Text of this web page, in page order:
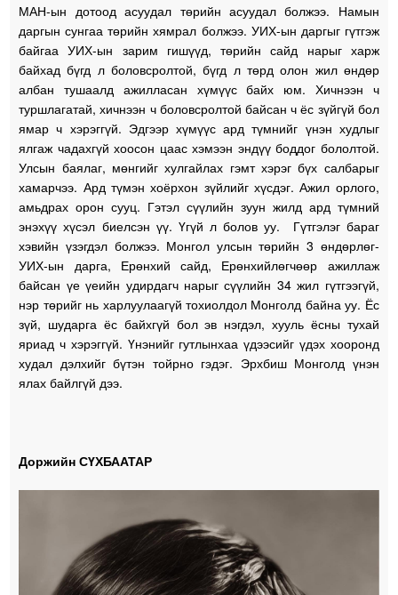
МАН-ын дотоод асуудал төрийн асуудал болжээ. Намын
даргын сунгаа төрийн хямрал болжээ. УИХ-ын даргыг гүтгэж
байгаа УИХ-ын зарим гишүүд, төрийн сайд нарыг харж
байхад бүгд л боловсролтой, бүгд л төрд олон жил өндөр
албан тушаалд ажилласан хүмүүс байх юм. Хичнээн ч
туршлагатай, хичнээн ч боловсролтой байсан ч ёс зүйгүй бол
ямар ч хэрэггүй. Эдгээр хүмүүс ард түмнийг үнэн худлыг
ялгаж чадахгүй хоосон цаас хэмээн эндүү боддог бололтой.
Улсын баялаг, мөнгийг хулгайлах гэмт хэрэг бүх салбарыг
хамарчээ. Ард түмэн хоёрхон зүйлийг хүсдэг. Ажил орлого,
амьдрах орон сууц. Гэтэл сүүлийн зуун жилд ард түмний
энэхүү хүсэл биелсэн үү. Үгүй л болов уу. Гүтгэлэг бараг
хэвийн үзэгдэл болжээ. Монгол улсын төрийн 3 өндөрлөг-
УИХ-ын дарга, Ерөнхий сайд, Ерөнхийлөгчөөр ажиллаж
байсан үе үеийн удирдагч нарыг сүүлийн 34 жил гүтгээгүй,
нэр төрийг нь харлуулаагүй тохиолдол Монголд байна уу. Ёс
зүй, шударга ёс байхгүй бол эв нэгдэл, хууль ёсны тухай
яриад ч хэрэггүй. Үнэнийг гутлынхаа үдээсийг үдэх хооронд
худал дэлхийг бүтэн тойрно гэдэг. Эрхбиш Монголд үнэн
ялах байлгүй дээ.
Доржийн СҮХБААТАР